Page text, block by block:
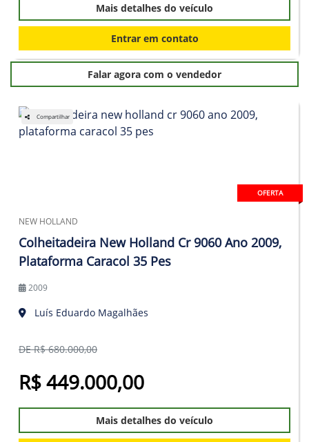
Mais detalhes do veículo
Entrar em contato
Falar agora com o vendedor
OFERTA
Compartilhar
NEW HOLLAND
Colheitadeira New Holland Cr 9060 Ano 2009,
Plataforma Caracol 35 Pes
2009
Luís Eduardo Magalhães
DE R$ 680.000,00
R$ 449.000,00
Mais detalhes do veículo